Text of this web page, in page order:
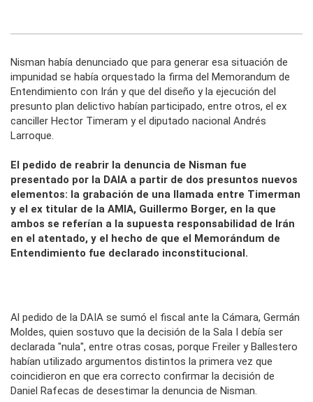
Nisman había denunciado que para generar esa situación de
impunidad se había orquestado la firma del Memorandum de
Entendimiento con Irán y que del diseño y la ejecución del
presunto plan delictivo habían participado, entre otros, el ex
canciller Hector Timeram y el diputado nacional Andrés
Larroque.
El pedido de reabrir la denuncia de Nisman fue
presentado por la DAIA a partir de dos presuntos nuevos
elementos: la grabación de una llamada entre Timerman
y el ex titular de la AMIA, Guillermo Borger, en la que
ambos se referían a la supuesta responsabilidad de Irán
en el atentado, y el hecho de que el Memorándum de
Entendimiento fue declarado inconstitucional.
Al pedido de la DAIA se sumó el fiscal ante la Cámara, Germán
Moldes, quien sostuvo que la decisión de la Sala I debía ser
declarada "nula", entre otras cosas, porque Freiler y Ballestero
habían utilizado argumentos distintos la primera vez que
coincidieron en que era correcto confirmar la decisión de
Daniel Rafecas de desestimar la denuncia de Nisman.